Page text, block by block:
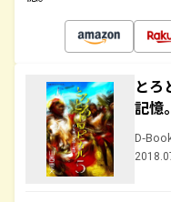
とろ
記
D-